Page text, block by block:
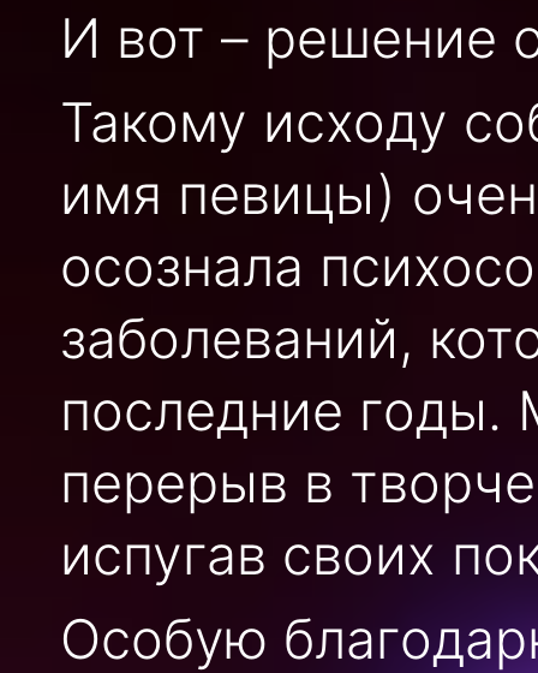
И вот – решение
Такому исходу
имя певицы)
осознала
заболеваний,
последние годы.
перерыв в
испугав своих
Особую